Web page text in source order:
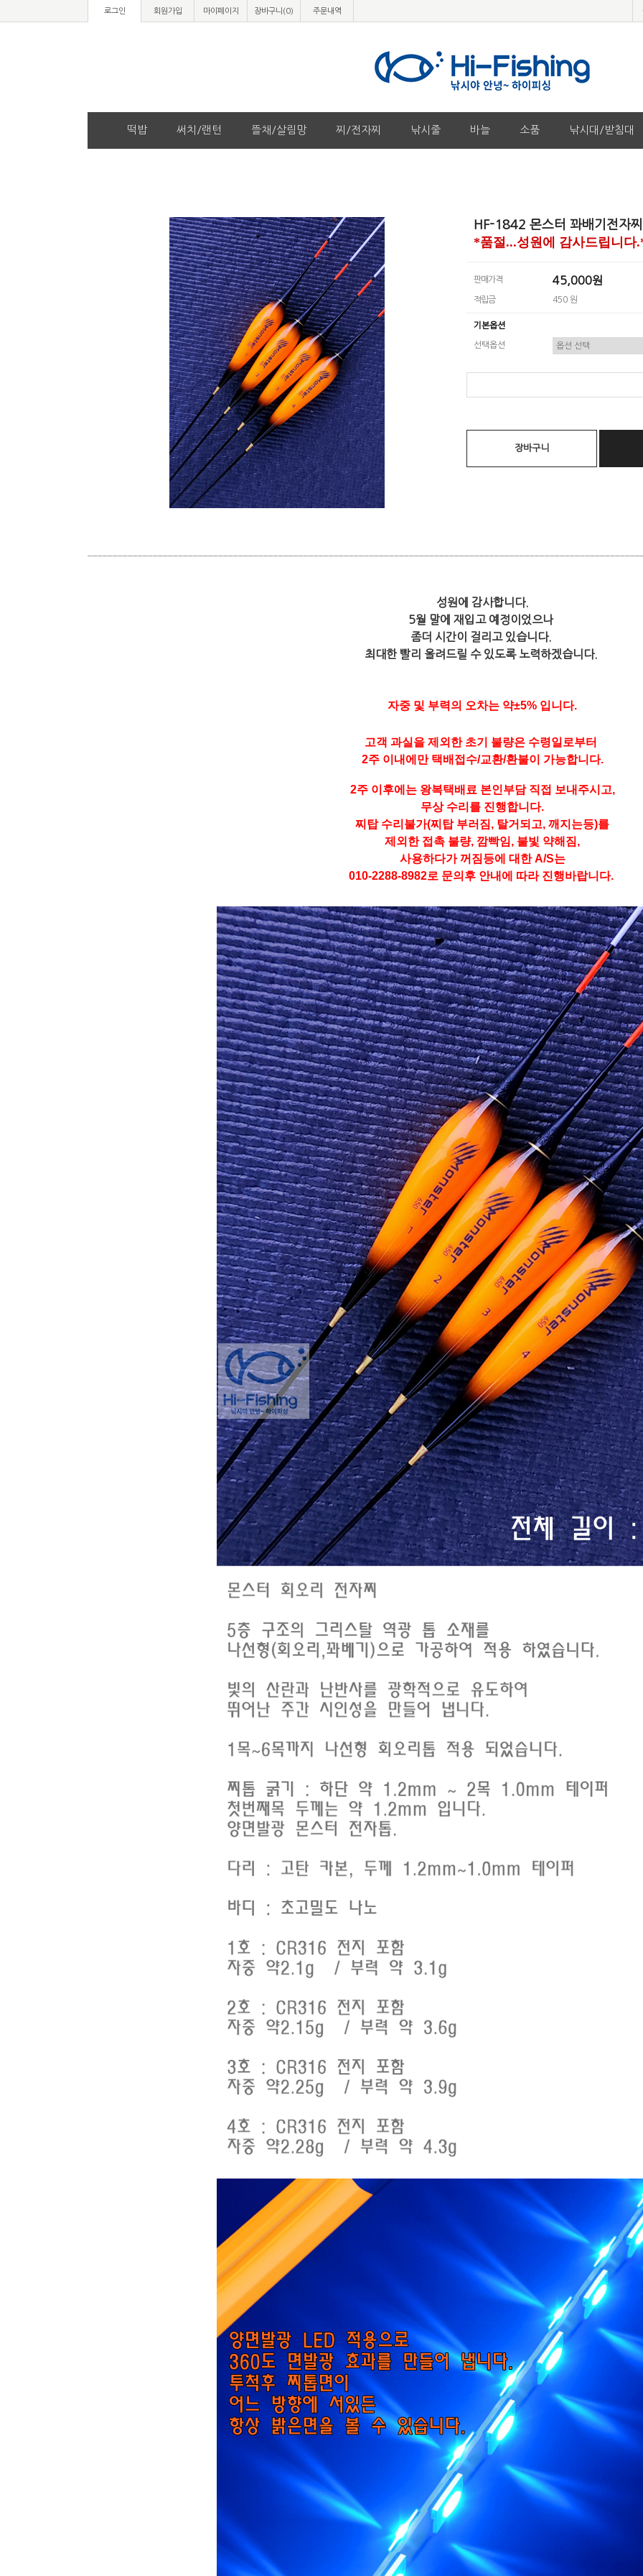
로그인 회원가입 마이페이지 장바구니(0) 주문내역
떡밥 써치/랜턴 뜰채/살림망 찌/전자찌 낚시줄 바늘 소품 낚시대/받침대
HF-1842 몬스터 꽈배기전자
*품절...성원에 감사드립니다
판매가격 45,000원
적립금 450 원
기본옵션
선택옵션
장바구니
성원에 감사합니다.
5월 말에 재입고 예정이었으나
좀더 시간이 걸리고 있습니다.
최대한 빨리 올려드릴 수 있도록 노력하겠습니다.
자중 및 부력의 오차는 약±5% 입니다.
고객 과실을 제외한 초기 불량은 수령일로부터
2주 이내에만 택배접수/교환/환불이 가능합니다.
2주 이후에는 왕복택배료 본인부담 직접 보내주시고,
무상 수리를 진행합니다.
찌탑 수리불가(찌탑 부러짐, 탈거되고, 깨지는등)를
제외한 접촉 불량, 깜빡임, 불빛 약해짐,
사용하다가 꺼짐등에 대한 A/S는
010-2288-8982로 문의후 안내에 따라 진행바랍니다.